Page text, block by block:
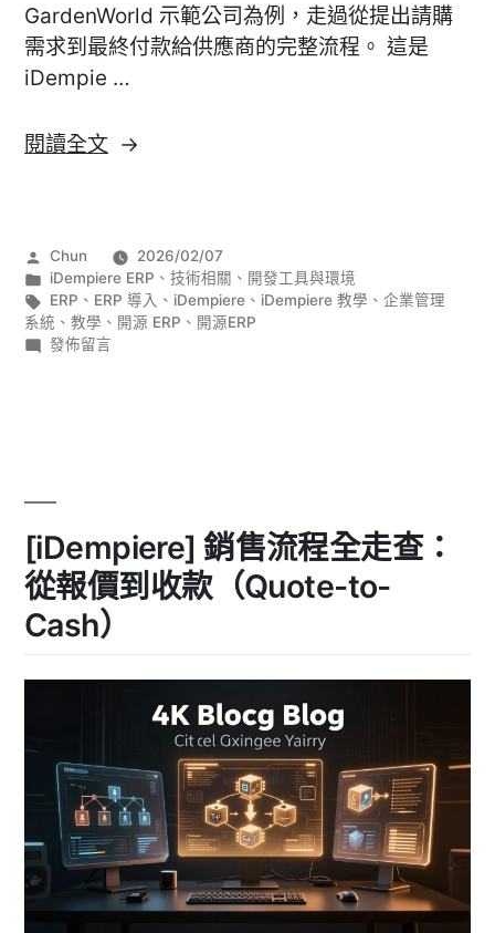
GardenWorld 示範公司為例，走過從提出請購
需求到最終付款給供應商的完整流程。 這是
iDempie …
閱讀全文〈[iDempiere]
程
全
走
查：
款
（Requisition-
to-
Pay）〉
作
者:
Chun
2026/02/07
分
類:
iDempiere ERP 、 技術相關 、 開發工具與環境
標
籤:
ERP 、 ERP 導入 、 iDempiere、 iDempiere 教學 、 企業管理
系統 、 教學 、 開源 ERP 、 開源ERP
在
走
從
請
購
付
款
（Requisition-
發佈留言
[iDempiere] 銷售流程全走查：
從報價到收款（Quote-to-
Cash）